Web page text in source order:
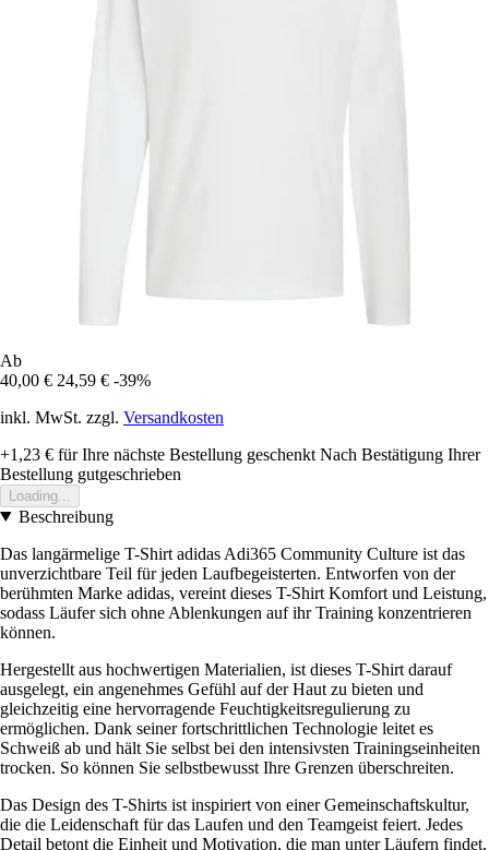
Ab
40,00 € 24,59 € -39%
inkl. MwSt. zzgl. Versandkosten
+1,23 € für Ihre nächste Bestellung geschenkt Nach Bestätigung Ihrer
Bestellung gutgeschrieben
Loading...
Beschreibung
Das langärmelige T-Shirt adidas Adi365 Community Culture ist das
unverzichtbare Teil für jeden Laufbegeisterten. Entworfen von der
berühmten Marke adidas, vereint dieses T-Shirt Komfort und Leistung,
sodass Läufer sich ohne Ablenkungen auf ihr Training konzentrieren
können.
Hergestellt aus hochwertigen Materialien, ist dieses T-Shirt darauf
ausgelegt, ein angenehmes Gefühl auf der Haut zu bieten und
gleichzeitig eine hervorragende Feuchtigkeitsregulierung zu
ermöglichen. Dank seiner fortschrittlichen Technologie leitet es
Schweiß ab und hält Sie selbst bei den intensivsten Trainingseinheiten
trocken. So können Sie selbstbewusst Ihre Grenzen überschreiten.
Das Design des T-Shirts ist inspiriert von einer Gemeinschaftskultur,
die die Leidenschaft für das Laufen und den Teamgeist feiert. Jedes
Detail betont die Einheit und Motivation, die man unter Läufern findet,